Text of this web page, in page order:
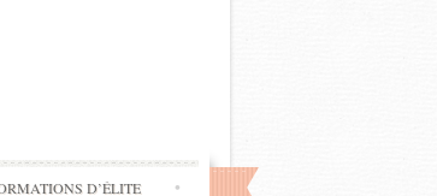
D’ÉLITE